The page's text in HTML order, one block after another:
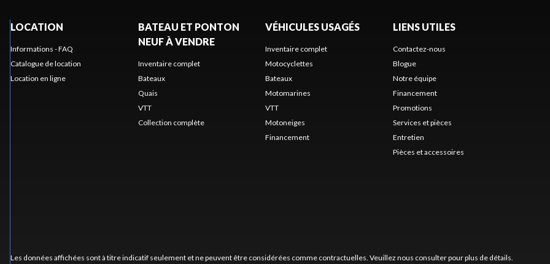
LOCATION
Informations - FAQ
Catalogue de location
Location en ligne
BATEAU ET PONTON
NEUF À VENDRE
Inventaire complet
Bateaux
Quais
VTT
Collection complète
VÉHICULES USAGÉS
Inventaire complet
Motocyclettes
Bateaux
Motomarines
VTT
Motoneiges
Financement
LIENS UTILES
Contactez-nous
Blogue
Notre équipe
Financement
Promotions
Services et pièces
Entretien
Pièces et accessoires
Les données affichées sont à titre indicatif seulement et ne peuvent être considérées comme contractuelles. Veuillez nous consulter pour plus de détails.